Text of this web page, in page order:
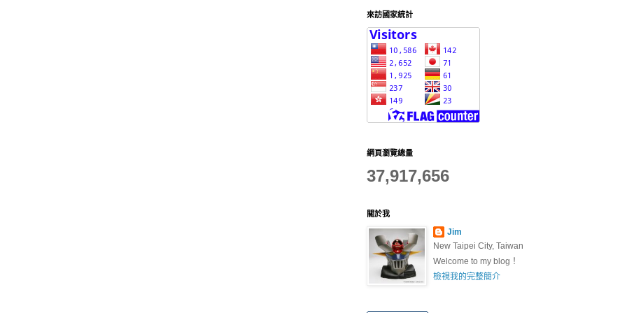
來訪國家統計
網頁瀏覽總量
37,917,656
關於我
Jim
New Taipei City, Taiwan
Welcome to my blog！
檢視我的完整簡介